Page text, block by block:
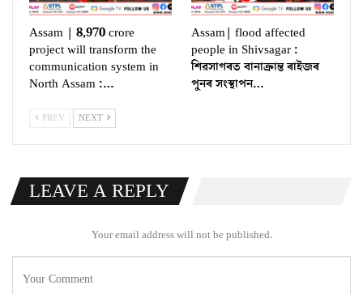
Assam | 8,970 crore
project will transform the
communication system in
North Assam :…
Assam| flood affected
people in Shivsagar :
শিৱসাগৰত বানাক্ৰান্ত ৰাইজৰ
পুনৰ সংস্থাপন…
PREV NEXT
LEAVE A REPLY
Your email address will not be published.